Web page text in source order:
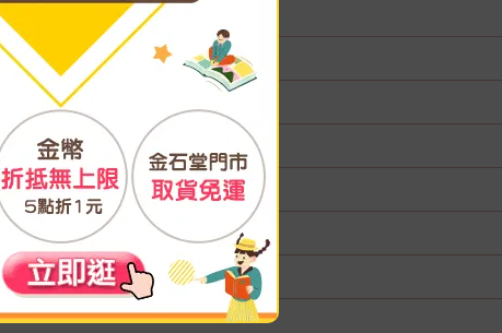
無庫存
無庫存
無庫存
無庫存
無庫存